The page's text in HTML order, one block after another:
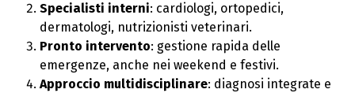
Specialisti interni: cardiologi, ortopedici,
dermatologi, nutrizionisti veterinari.
Pronto intervento: gestione rapida delle
emergenze, anche nei weekend e festivi.
Approccio multidisciplinare: diagnosi integrate e